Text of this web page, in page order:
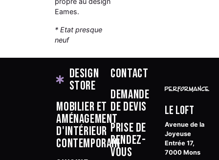
Eames.
* Etat presque
neuf
Design
Store
Mobilier et
aménagement
d'intérieur
contemporain
Contact
Demande
de devis
Prise de
rendez-
vous
Le Loft
Avenue de la
Joyeuse
Entrée 17,
7000 Mons